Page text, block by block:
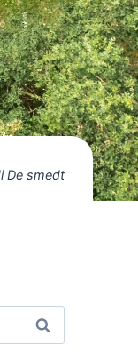
De smedt